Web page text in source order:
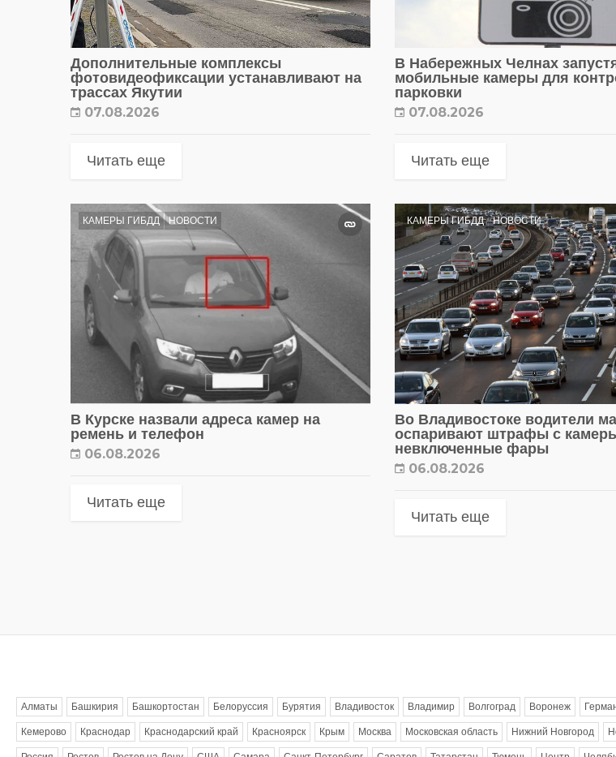
Дополнительные комплексы
фотовидеофиксации устанавливают на
трассах Якутии
07.08.2026
Читать еще
В Набережных Челнах
мобильные камеры для
парковки
07.08.2026
Читать еще
КАМЕРЫ ГИБДД НОВОСТИ
В Курске назвали адреса камер на
ремень и телефон
06.08.2026
Читать еще
КАМЕРЫ ГИБДД НОВОСТИ
Во Владивостоке водители
оспаривают штрафы с
невключенные фары
06.08.2026
Читать еще
Алматы Башкирия Башкортостан Белоруссия Бурятия Владивосток Владимир Волгоград Воронеж
Кемерово Краснодар Краснодарский край Красноярск Крым Москва Московская область Нижний Новгород